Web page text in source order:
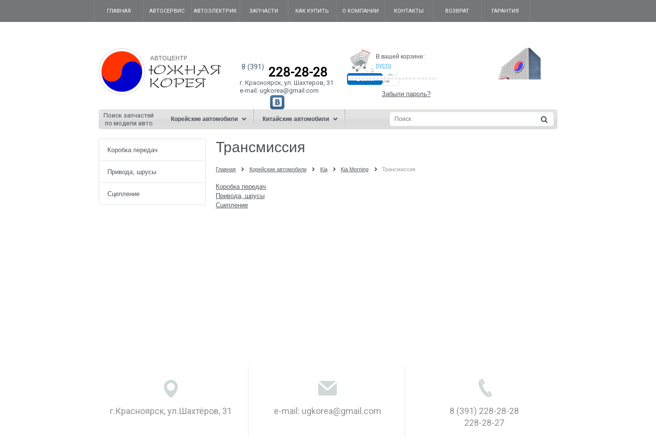
ГЛАВНАЯ АВТОСЕРВИС АВТОЭЛЕКТРИК ЗАПЧАСТИ КАК КУПИТЬ О КОМПАНИИ КОНТАКТЫ ВОЗВРАТ ГАРАНТИЯ
8 (391) 228-28-28
г. Красноярск, ул. Шахтеров, 31
e-mail: ugkorea@gmail.com
Забыли пароль?
Регистрация
В вашей корзине:
пусто
Поиск запчастей
по модели авто
Корейские автомобили Китайские автомобили
Коробка передач
Привода, шрусы
Сцепление
Трансмиссия
Главная Корейские автомобили Kia Kia Morning Трансмиссия
Коробка передач
Привода, шрусы
Сцепление
г.Красноярск, ул.Шахтёров, 31 e-mail: ugkorea@gmail.com
8 (391) 228-28-28
228-28-27